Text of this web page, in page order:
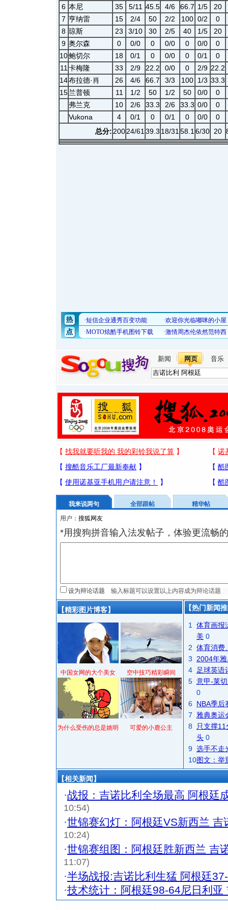
6 本尼 35 5/11 45.5 4/6 66.7 1/5
20
7 亨纳雷 15 2/4 50 2/2 100 0/2
0
8 琼斯 23 3/10 30 2/5 40 1/5
20
9 奥尔森 0 0/0 0 0/0 0 0/0
0
10鲍切尔 18 0/1 0 0/0 0 0/1
0
11 卡梅隆 33 2/9 22.2 0/0 0 2/9 22.2
14布拉德·肖 26 4/6 66.7 3/3 100 1/3 33.3
15兰普顿 11 1/2 50 1/2 50 0/0
0
弗兰克
10 2/6 33.3 2/6 33.3 0/0
0
Vukona
4 0/1 0 0/1 0 0/0
0
总分: 20024/61 39.3 18/31 58.1 6/30 20
新闻 网页 音乐
我来说两句 全部跟帖
精华帖
用户：
*用搜狗拼音输入法发帖子，体验更流畅
设为辩论话题
【精彩图片博客】
中国女网的大个美女 空中技巧精彩瞬间
为什么受伤的总是姚明 可爱的小鹿公主
【热门新闻
1
体育画报
美 0
2 体育消费
3
2004年
4
足球英语
5 意甲-莱
0
6 NBA季后
7
雅典奥运
8
只支撑
头 0
9 选手不走
10图文：举
【相关新闻】
·战报：吉诺比利全场最高 阿根廷
10:54)
·世锦赛幻灯：阿根廷VS新西兰 吉
10:24)
·世锦赛组图：阿根廷胜新西兰 吉
11:07)
·半场战报:吉诺比利生猛 阿根廷
·技术统计：阿根廷98-64尼日利亚